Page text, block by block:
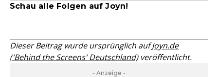
Schau alle Folgen auf Joyn!
Dieser Beitrag wurde ursprünglich aufJoyn.de
('Behind the Screens' Deutschland)veröffentlicht.
- Anzeige -